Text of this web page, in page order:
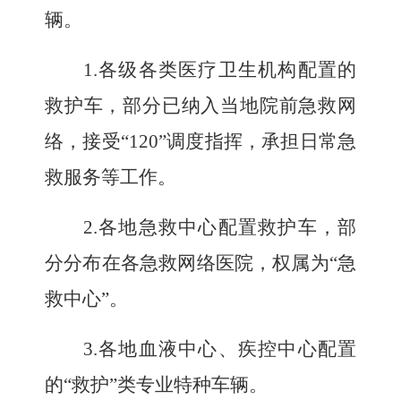
辆。
1.各级各类医疗卫生机构配置的
救护车，部分已纳入当地院前急救网
络，接受“120”调度指挥，承担日常急
救服务等工作。
2.各地急救中心配置救护车，部
分分布在各急救网络医院，权属为“急
救中心”。
3.各地血液中心、疾控中心配置
的“救护”类专业特种车辆。